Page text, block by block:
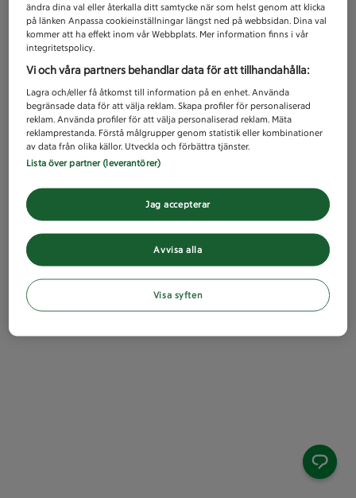
ändra dina val eller återkalla ditt samtycke när som helst genom att klicka
på länken Anpassa cookieinställningar längst ned på webbsidan. Dina val
kommer att ha effekt inom vår Webbplats. Mer information finns i vår
integritetspolicy.
Vi och våra partners behandlar data för att tillhandahålla:
Lagra och/eller få åtkomst till information på en enhet. Använda
begränsade data för att välja reklam. Skapa profiler för personaliserad
reklam. Använda profiler för att välja personaliserad reklam. Mäta
reklamprestanda. Förstå målgrupper genom statistik eller kombinationer
av data från olika källor. Utveckla och förbättra tjänster.
Lista över partner (leverantörer)
Avvisa alla
Jag accepterar
Visa syften